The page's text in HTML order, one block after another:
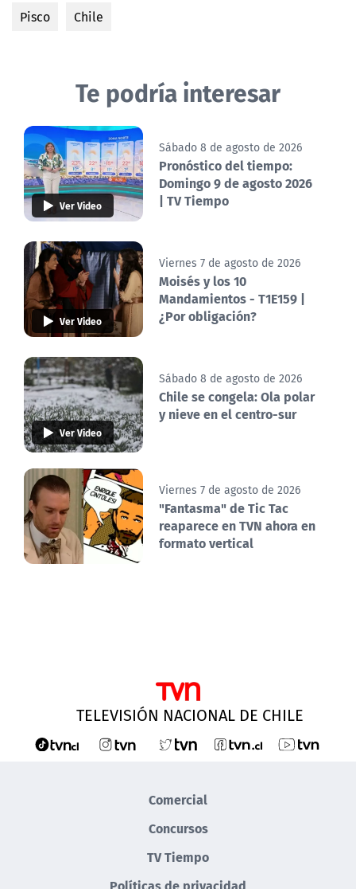
Pisco Chile
Te podría interesar
Ver Video
Sábado 8 de agosto de 2026
Pronóstico del tiempo:
Domingo 9 de agosto 2026
| TV Tiempo
Ver Video
Viernes 7 de agosto de 2026
Moisés y los 10
Mandamientos - T1E159 |
¿Por obligación?
Ver Video
Sábado 8 de agosto de 2026
Chile se congela: Ola polar
y nieve en el centro-sur
Viernes 7 de agosto de 2026
"Fantasma" de Tic Tac
reaparece en TVN ahora en
formato vertical
TELEVISIÓN NACIONAL DE CHILE
Comercial
Concursos
TV Tiempo